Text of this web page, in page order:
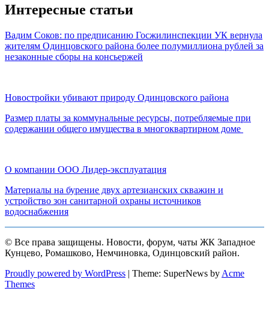
Интересные статьи
Вадим Соков: по предписанию Госжилинспекции УК вернула
жителям Одинцовского района более полумиллиона рублей за
незаконные сборы на консьержей
Новостройки убивают природу Одинцовского района
Размер платы за коммунальные ресурсы, потребляемые при
содержании общего имущества в многоквартирном доме
О компании ООО Лидер-эксплуатация
Материалы на бурение двух артезианских скважин и
устройство зон санитарной охраны источников
водоснабжения
© Все права защищены. Новости, форум, чаты ЖК Западное
Кунцево, Ромашково, Немчиновка, Одинцовский район.
Proudly powered by WordPress | Theme: SuperNews by Acme
Themes